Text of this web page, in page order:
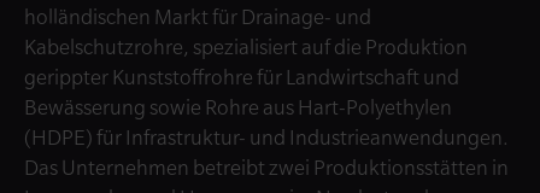
holländischen Markt für Drainage- und
Kabelschutzrohre, spezialisiert auf die Produktion
gerippter Kunststoffrohre für Landwirtschaft und
Bewässerung sowie Rohre aus Hart-Polyethylen
(HDPE) für Infrastruktur- und Industrieanwendungen.
Das Unternehmen betreibt zwei Produktionsstätten in